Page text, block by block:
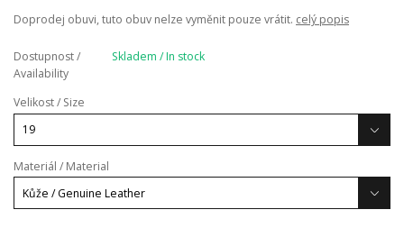
Doprodej obuvi, tuto obuv nelze vyměnit pouze vrátit. celý popis
Dostupnost /
Availability
Skladem / In stock
Velikost / Size
Materiál / Material